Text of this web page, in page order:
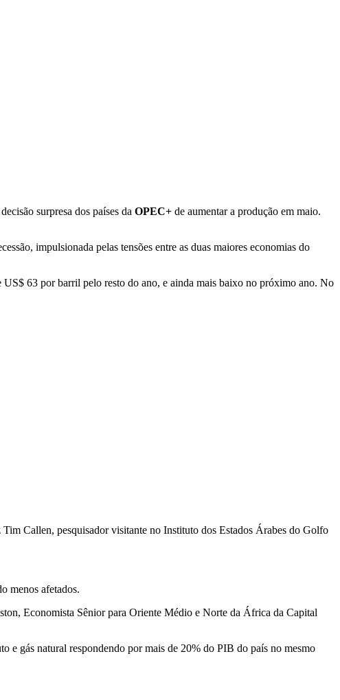
surpresa dos países da OPEC+ de aumentar a produção em maio.
impulsionada pelas tensões entre as duas maiores economias do
US$ 63 por barril pelo resto do ano, e ainda mais baixo no próximo ano. No
Callen, pesquisador visitante no Instituto dos Estados Árabes do Golfo
menos afetados.
Economista Sênior para Oriente Médio e Norte da África da Capital
e gás natural respondendo por mais de 20% do PIB do país no mesmo